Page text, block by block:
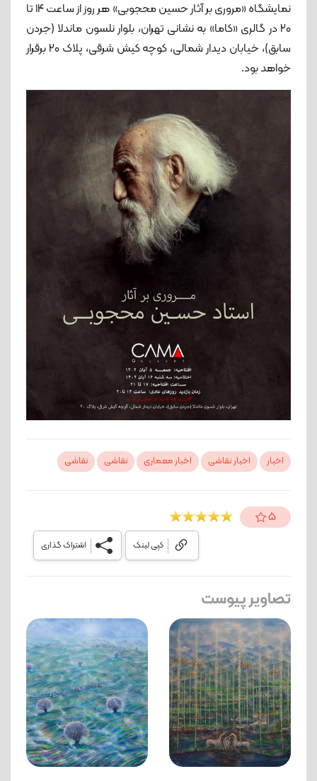
نمایشگاه «مروری بر آثار حسین محجوبی» هر روز از ساعت ۱۴ تا
۲۰ در گالری «کاما» به نشانی تهران، بلوار نلسون ماندلا (جردن
سابق)، خیابان دیدار شمالی، کوچه کیش شرقی، پلاک ۲۰ برقرار
خواهد بود.
اخبار اخبار نقاشی اخبار معماری نقاشی نقاشی
5
اشتراک گذاری کپی لینک
تصاویر پیوست